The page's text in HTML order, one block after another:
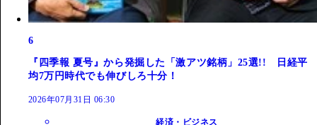
6
『四季報 夏号』から発掘した「激アツ銘柄」25選!! 日経平
均7万円時代でも伸びしろ十分！
2026年07月31日 06:30
経済・ビジネス